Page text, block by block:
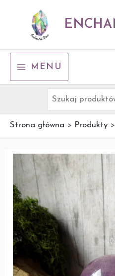
MAIN
MENU
MENU
Strona główna Produkty